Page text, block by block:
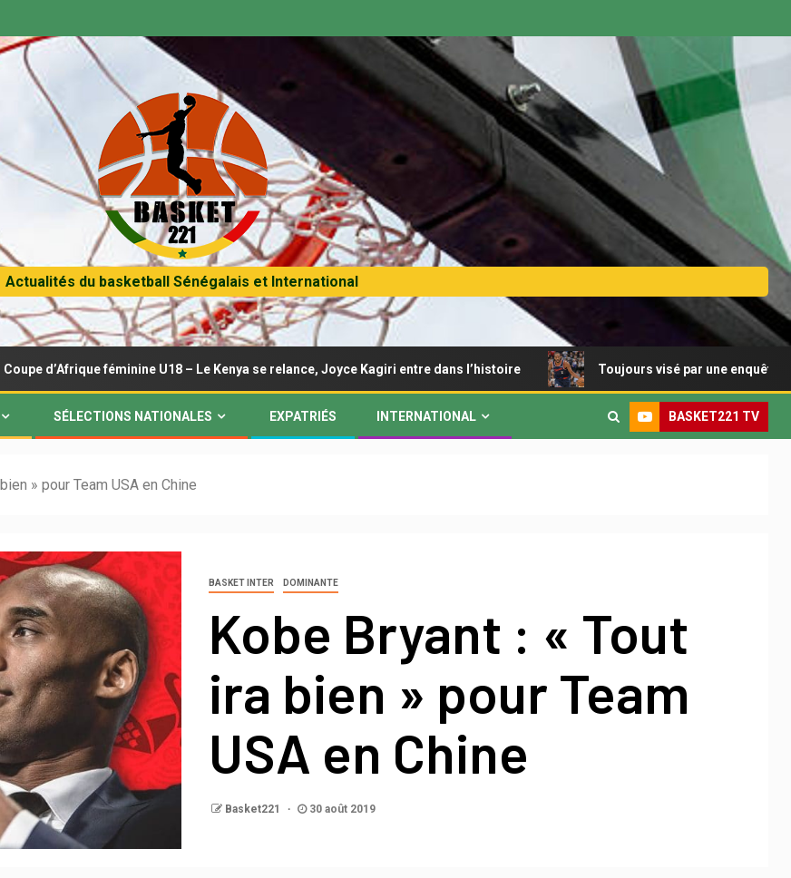
Actualités du basketball Sénégalais et International
féminine U18 – Le Kenya se relance, Joyce Kagiri entre dans l’histoire Toujours visé par une enquête de la NBA,
SÉLECTIONS NATIONALES EXPATRIÉS INTERNATIONAL BASKET221 TV
» pour Team USA en Chine
BASKET INTER DOMINANTE
Kobe Bryant : « Tout
ira bien » pour Team
USA en Chine
Basket221 30 août 2019